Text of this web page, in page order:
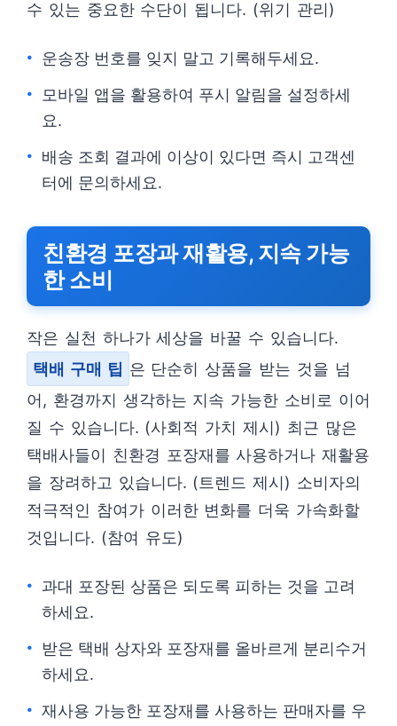
수 있는 중요한 수단이 됩니다. (위기 관리)
운송장 번호를 잊지 말고 기록해두세요.
모바일 앱을 활용하여 푸시 알림을 설정하세
요.
배송 조회 결과에 이상이 있다면 즉시 고객센
터에 문의하세요.
친환경 포장과 재활용, 지속 가능
한 소비
작은 실천 하나가 세상을 바꿀 수 있습니다.
택배 구매 팁 은 단순히 상품을 받는 것을 넘
어, 환경까지 생각하는 지속 가능한 소비로 이어
질 수 있습니다. (사회적 가치 제시) 최근 많은
택배사들이 친환경 포장재를 사용하거나 재활용
을 장려하고 있습니다. (트렌드 제시) 소비자의
적극적인 참여가 이러한 변화를 더욱 가속화할
것입니다. (참여 유도)
과대 포장된 상품은 되도록 피하는 것을 고려
하세요.
받은 택배 상자와 포장재를 올바르게 분리수거
하세요.
재사용 가능한 포장재를 사용하는 판매자를 우